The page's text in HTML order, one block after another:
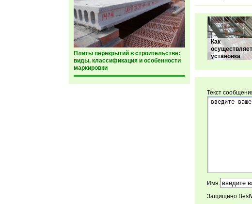
Плиты перекрытий в строительстве:
виды, классификация и особенности
маркировки
Как
установка
Текст
Имя:
Защищено